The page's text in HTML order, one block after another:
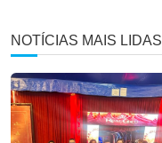
NOTÍCIAS MAIS LIDAS